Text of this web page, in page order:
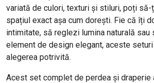
variată de culori, texturi și stiluri, poți
spațiul exact așa cum dorești. Fie că îți
intimitate, să reglezi lumina naturală sau
element de design elegant, aceste
alegerea potrivită.
Acest set complet de perdea și draperie